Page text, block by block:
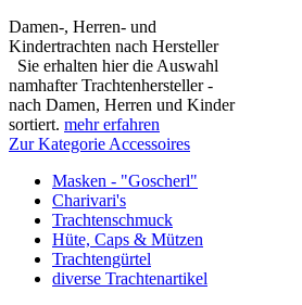
Damen-, Herren- und
Kindertrachten nach Hersteller
Sie erhalten hier die Auswahl
namhafter Trachtenhersteller -
nach Damen, Herren und Kinder
sortiert. mehr erfahren
Zur Kategorie Accessoires
Masken - "Goscherl"
Charivari's
Trachtenschmuck
Hüte, Caps & Mützen
Trachtengürtel
diverse Trachtenartikel